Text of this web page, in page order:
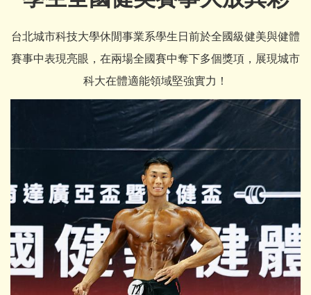
台北城市科技大學休閒事業系學生日前於全國級健美與健體
賽事中表現亮眼，在兩場全國賽中奪下多個獎項，展現城市
科大在體適能領域堅強實力！